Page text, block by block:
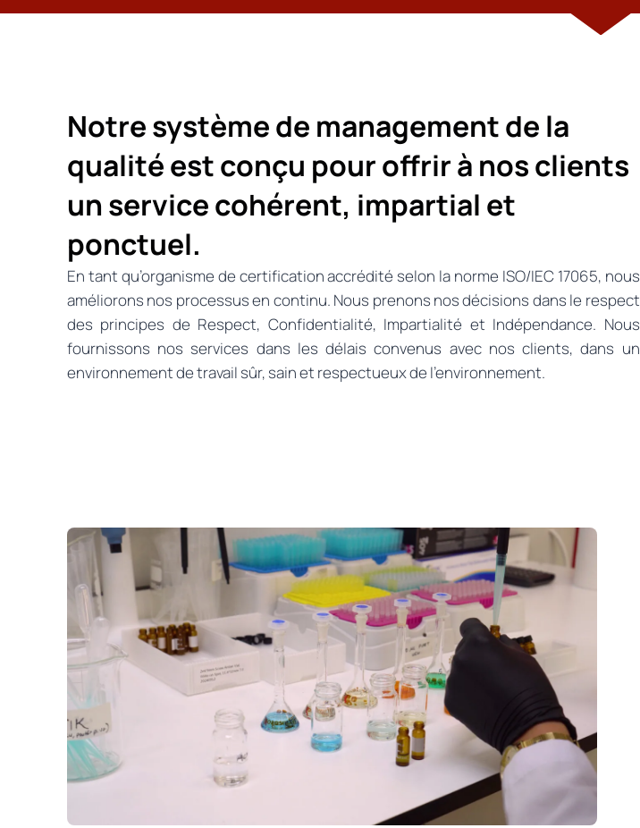
Notre système de management de la
qualité est conçu pour offrir à nos clients
un service cohérent, impartial et
ponctuel.
En tant qu’organisme de certification accrédité selon la norme ISO/IEC 17065, nous
améliorons nos processus en continu. Nous prenons nos décisions dans le respect
des principes de Respect, Confidentialité, Impartialité et Indépendance. Nous
fournissons nos services dans les délais convenus avec nos clients, dans un
environnement de travail sûr, sain et respectueux de l’environnement.